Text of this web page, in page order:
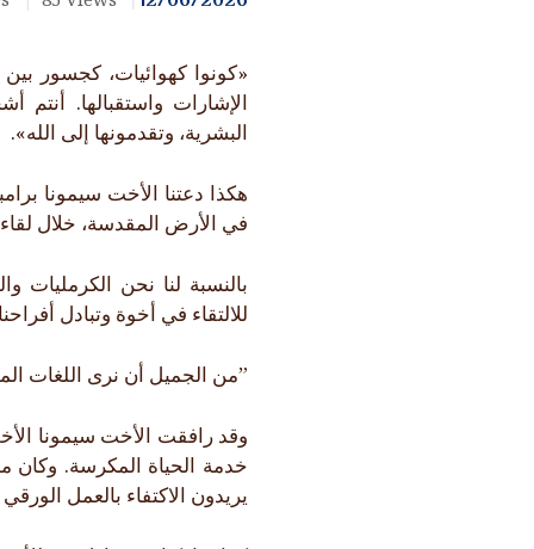
«كونوا كهوائيات، كجسور
الإشارات واستقبالها.
البشرية، وتقدمونها إلى الله».
هكذا دعتنا الأخت سيمونا
في الأرض المقدسة، خلال لقاء
بالنسبة لنا نحن الكرمليات
للالتقاء في أخوة وتبادل
”من الجميل أن نرى اللغات
وقد رافقت الأخت سيمونا
خدمة الحياة المكرسة. وكان
يريدون الاكتفاء بالعمل